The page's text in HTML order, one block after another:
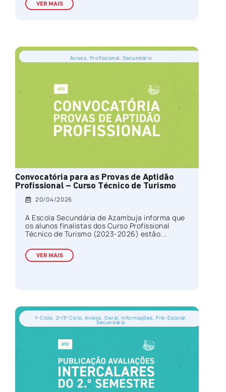
VER MAIS
Avisos Profissional ,Secundário
Convocatória para as Provas de Aptidão
Profissional – Curso Técnico de Turismo
20/04/2026
A Escola Secundária de Azambuja informa que
os alunos finalistas dos Curso Profissional
Técnico de Turismo (2023-2026) estão...
VER MAIS
1º Ciclo 2º/3º Ciclo ,Avisos ,Geral ,Informações ,Pré-Escolar
Secundário